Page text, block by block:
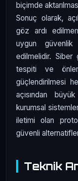
biçimde
Sonuç olarak,
göz ardı
uygun güvenlik
edilmelidir. Siber
tespiti ve
güçlendirilmesi
açısından
kurumsal
iletimi olan
güvenli
Teknik